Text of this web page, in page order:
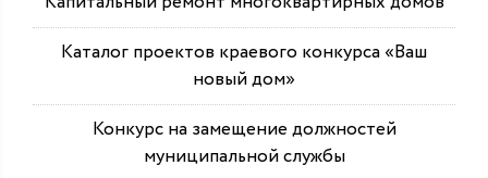
Каталог проектов краевого конкурса «Ваш
новый дом»
Конкурс на замещение должностей
муниципальной службы